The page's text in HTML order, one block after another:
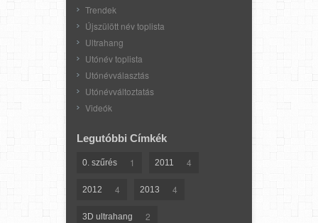
Trendek
Újszülött név toplista
Ultrahang
Utónév toplista
Utónévválasztás
Utónévváltoztatás
Videók
Legutóbbi Címkék
0. szűrés 1 2011 4
2012 4 2013 4
3D ultrahang 2